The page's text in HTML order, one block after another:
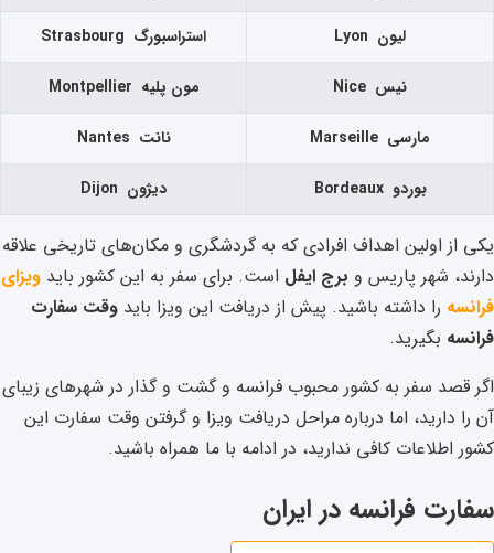
لیون Lyon استراسبورگ Strasbourg
نیس Nice مون پلیه Montpellier
مارسی Marseille نانت Nantes
بوردو Bordeaux دیژون Dijon
یکی از اولین اهداف افرادی که به گردشگری و مکان‌های تاریخی علاقه
دارند، شهر پاریس و برج ایفل است. برای سفر به این کشور باید ویزای
فرانسه را داشته باشید. پیش از دریافت این ویزا باید وقت سفارت
فرانسه بگیرید.
اگر قصد سفر به کشور محبوب فرانسه و گشت و گذار در شهر‌های زیبای
آن را دارید، اما درباره مراحل دریافت ویزا و گرفتن وقت سفارت این
کشور اطلاعات کافی ندارید، در ادامه با ما همراه باشید.
سفارت فرانسه در ایران